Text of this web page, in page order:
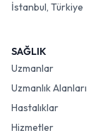
İstanbul, Türkiye
SAĞLIK
Uzmanlar
Uzmanlık Alanları
Hastalıklar
Hizmetler